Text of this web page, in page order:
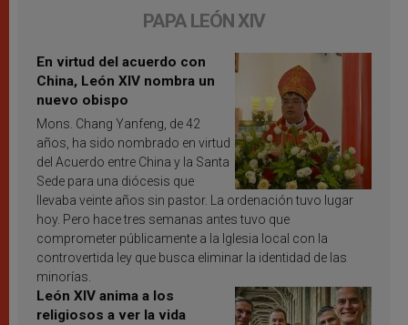
PAPA LEÓN XIV
En virtud del acuerdo con
China, León XIV nombra un
nuevo obispo
Mons. Chang Yanfeng, de 42
años, ha sido nombrado en virtud
del Acuerdo entre China y la Santa
Sede para una diócesis que
llevaba veinte años sin pastor. La ordenación tuvo lugar
hoy. Pero hace tres semanas antes tuvo que
comprometer públicamente a la Iglesia local con la
controvertida ley que busca eliminar la identidad de las
minorías.
León XIV anima a los
religiosos a ver la vida